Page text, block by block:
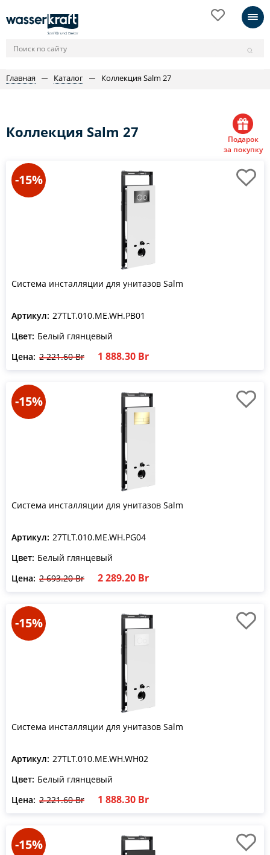
Главная Каталог Коллекция Salm 27
Коллекция Salm 27
Подарок
за покупку
-15%
Система инсталляции для унитазов Salm
Артикул: 27TLT.010.ME.WH.PB01
Цвет: Белый глянцевый
Цена: 2 221.60 Br 1 888.30 Br
-15%
Система инсталляции для унитазов Salm
Артикул: 27TLT.010.ME.WH.PG04
Цвет: Белый глянцевый
Цена: 2 693.20 Br 2 289.20 Br
-15%
Система инсталляции для унитазов Salm
Артикул: 27TLT.010.ME.WH.WH02
Цвет: Белый глянцевый
Цена: 2 221.60 Br 1 888.30 Br
-15%